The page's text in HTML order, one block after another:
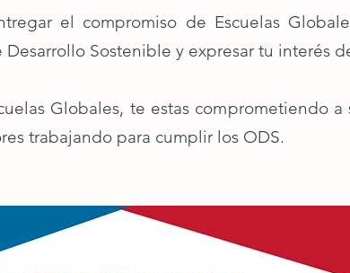
el compromiso de Escuelas
Sostenible y expresar tu interés
Globales, te estas comprometiendo
trabajando para cumplir los ODS.